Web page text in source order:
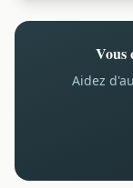
Vous
Aidez